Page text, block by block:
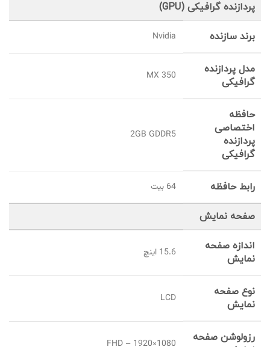
پردازنده گرافیکی (GPU)
برند سازنده Nvidia
مدل پردازنده
گرافیکی
MX 350
حافظه
اختصاصی
پردازنده
گرافیکی
2GB GDDR5
رابط حافظه 64 بیت
صفحه نمایش
اندازه صفحه
نمایش
15.6 اینچ
نوع صفحه
نمایش
LCD
رزولوشن صفحه
FHD – 1920×1080